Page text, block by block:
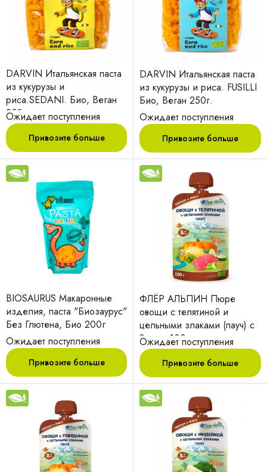
DARVIN Итальянская паста
из кукурузы и
риса.SEDANI. Био, Веган
250г.
Ожидает поступления
Привозите больше
DARVIN Итальянская паста
из кукурузы и риса. FUSILLI
Био, Веган 250г.
Ожидает поступления
Привозите больше
BIOSAURUS Макаронные
изделия, паста "Биозаурус"
Без Глютена, Био 200г
Ожидает поступления
Привозите больше
ФЛЁР АЛЬПИН Пюре
овощи с телятиной и
цельными злаками (пауч) с
8 мес. 100гр
Ожидает поступления
Привозите больше